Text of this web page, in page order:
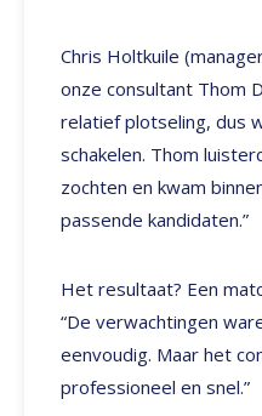
Chris Holtkuile
onze consultant Thom
relatief plotseling, dus
schakelen. Thom
zochten en kwam
passende kandidaten.”
Het resultaat? Een
“De verwachtingen
eenvoudig. Maar het
professioneel en snel.”